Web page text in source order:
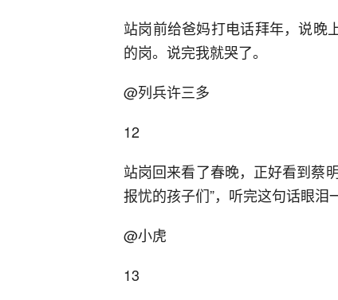
站岗前给爸妈打电话拜年，说晚
的岗。说完我就哭了。
@列兵许三多
12
站岗回来看了春晚，正好看到蔡
报忧的孩子们”，听完这句话眼泪
@小虎
13